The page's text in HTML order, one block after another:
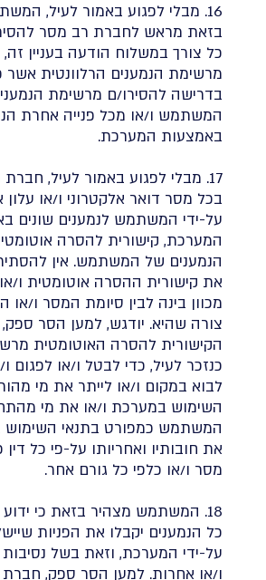
16. מבלי לפגוע באמור לעיל,
בזאת מראש לחברת רב מסר
כל צורך במשלוח הודעה בעניין זה,
מרשימת הנמענים הרלוונטית אשר
בדרישה להסירו/ם מרשימת
המשתמש ו/או מכל פנייה אחרת
באמצעות המערכת.
17. מבלי לפגוע באמור לעיל,
בכל מסר דואר אלקטרוני ו/או
על-ידי המשתמש לנמענים שונים
המערכת, קישורית להסרה
הנמענים של המשתמש. אין
את קישורית ההסרה אוטומטית ו/או
מכוון בינה לבין סיומת המסר ו/או
צורה שהיא. יודגש, למען הסר
הקישורית להסרה האוטומטית
כנזכר לעיל, כדי לבטל ו/או לפגום
לבוא במקום ו/או לייתר את מי
השימוש במערכת ו/או את מי
המשתמש כמפורט בתנאי השימוש
את חובותיו ואחריותו על-פי כל
מסר ו/או כלפי כל גורם אחר.
18. המשתמש מצהיר בזאת כי ידוע
כל הנמענים יקבלו את הפניות
על-ידי המערכת, וזאת בשל נסיבות
ו/או אחרות. למען הסר ספק,